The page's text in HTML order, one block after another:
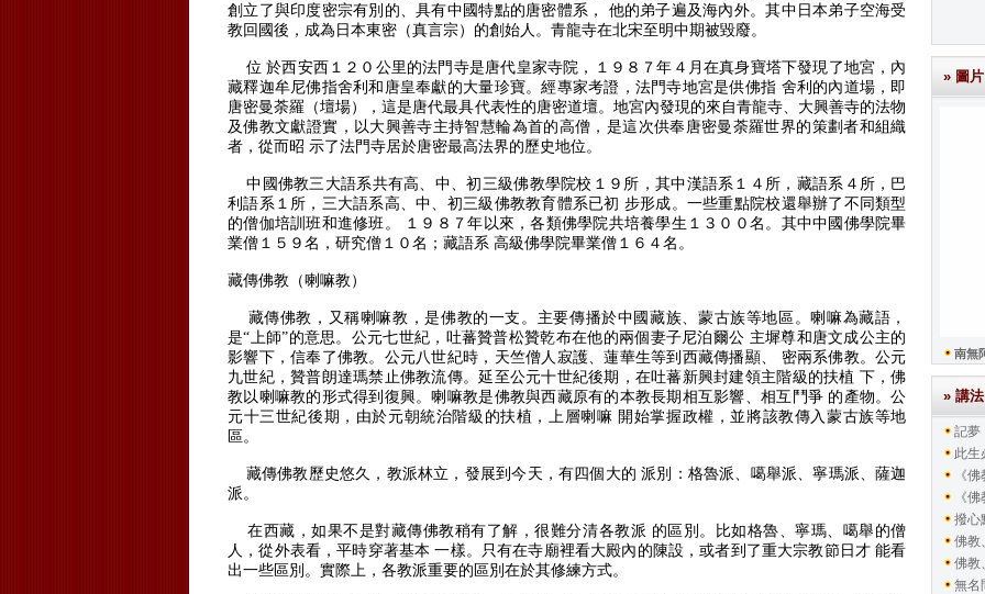
創立了與印度密宗有別的、具有中國特點的唐密體系， 他的弟子遍及海內外。其中日本弟子空海受
教回國後，成為日本東密（真言宗）的創始人。 青龍寺在北宋至明中期被毀廢。
位 於西安西１２０公里的法門寺是唐代皇家寺院，１９８７年４月在真身寶塔下發現了地宮，內
藏釋迦牟尼佛指舍利和唐皇奉獻的大量珍寶。經專家考證，法門寺地宮是供佛指 舍利的內道場，即
唐密曼荼羅（壇場），這是唐代最具代表性的唐密道壇。 地宮內發現的來自青龍寺、大興善寺的法物
及佛教文獻證實，以大興善寺主持智慧輪為首的高僧，是這次供奉唐密曼荼羅世界的策劃者和組織
者，從而昭 示了法門寺居於唐密最高法界的歷史地位。
中國佛教三大語系共有高、中、初三級佛教學院校１９所，其中漢語系１４所，藏語系４所，巴
利語系１所，三大語系高、中、初三級佛教教育體系已初 步形成。 一些重點院校還舉辦了不同類型
的僧伽培訓班和進修班。
１９８７年以來，各類佛學院共培養學生１３００名。 其中中國佛學院畢
業僧１５９名，研究僧１０名；藏語系 高級佛學院畢業僧１６４名。
藏傳佛教（喇嘛教）
藏傳佛教，又稱喇嘛教，是佛教的一支。 主要傳播於中國藏族、蒙古族等地區。喇嘛為藏語，
是“上師”的意思。 公元七世紀，吐蕃贊普松贊乾布在他的兩個妻子尼泊爾公 主墀尊和唐文成公主的
影響下，信奉了佛教。 公元八世紀時，天竺僧人寂護、蓮華生等到西藏傳播顯、 密兩系佛教。公元
九世紀，贊普朗達瑪禁止佛教流傳。 延至公元十世紀後期，在吐蕃新興封建領主階級的扶植 下，佛
教以喇嘛教的形式得到復興。喇嘛教是佛教與西藏原有的本教長期相互影響、相互鬥爭 的產物。公
元十三世紀後期，由於元朝統治階級的扶植，上層喇嘛 開始掌握政權，並將該教傳入蒙古族等地
區。
藏傳佛教歷史悠久，教派林立，發展到今天，有四個大的 派別：格魯派、噶舉派、寧瑪派、薩迦
派。
在西藏，如果不是對藏傳佛教稍有了解，很難分清各教派 的區別。
比如格魯、寧瑪、噶舉的僧
人，從外表看，平時穿著基本 一樣。 只有在寺廟裡看大殿內的陳設，或者到了重大宗教節日才 能看
出一些區別。 實際上，各教派重要的區別在於其修練方式。
» 圖片
南無
» 講法
記夢
此生
《
《
撥心
佛教
佛教
無名